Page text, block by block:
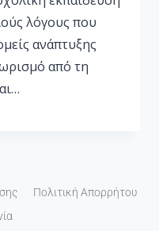
λόγους που
ανάπτυξης
από τη
Πολιτική Απορρήτου